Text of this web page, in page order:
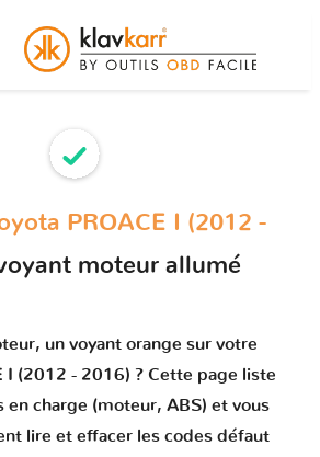
PROACE I (2012 -
moteur allumé
, un voyant orange sur votre
I (2012 - 2016) ? Cette page liste
en charge (moteur, ABS) et vous
lire et effacer les codes défaut